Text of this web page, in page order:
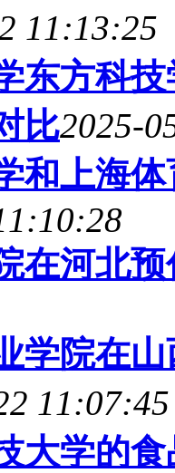
11:13:25
东方科
比2025-
和上海
在河北
学院在
11:07:45
大学的